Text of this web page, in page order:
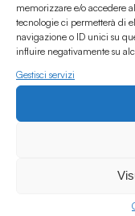
memorizzare e/o accedere
tecnologie ci permetterà di
navigazione o ID unici su
influire negativamente su
Gestisci servizi
Associazione
Via degli Orti 63,
IVA: IT03691751204
CF: 03691751204